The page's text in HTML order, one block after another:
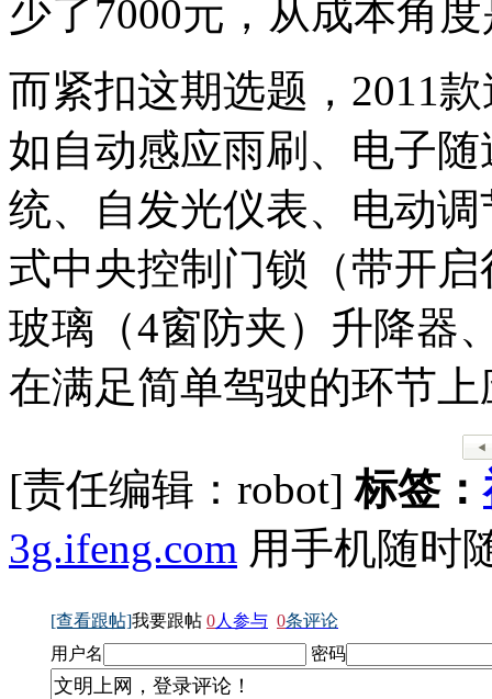
少了7000元，从成本角
而紧扣这期选题，2011
如自动感应雨刷、电子
统、自发光仪表、电动
式中央控制门锁（带开
玻璃（4窗防夹）升降器
在满足简单驾驶的环节
[责任编辑：robot]标签：
3g.ifeng.com 用手机随时
[查看跟帖]我要跟帖 0人参与 0条评论
用户名
密码